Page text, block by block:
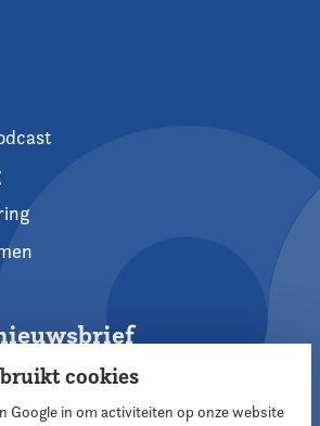
cookies
Google in om activiteiten op onze website